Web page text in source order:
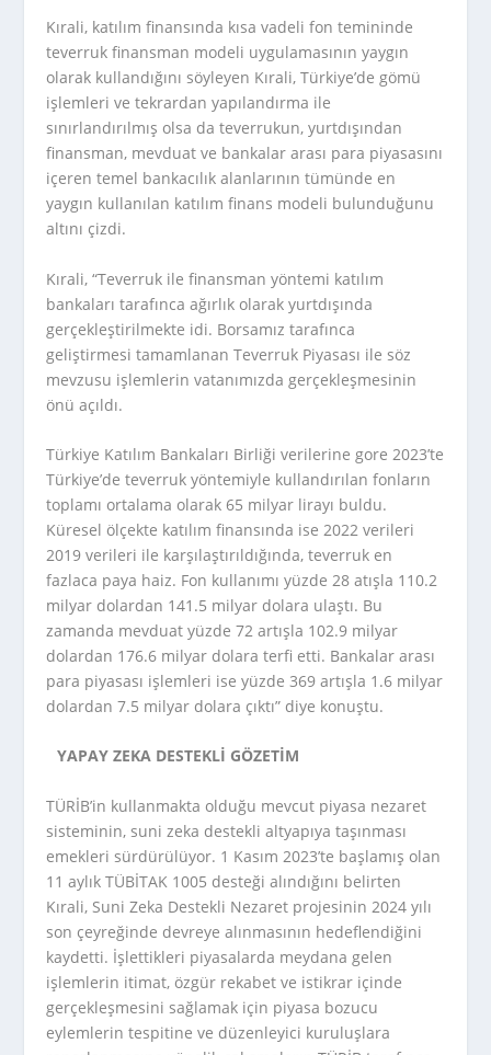
Kırali, katılım finansında kısa vadeli fon temininde
teverruk finansman modeli uygulamasının yaygın
olarak kullandığını söyleyen Kırali, Türkiye’de gömü
işlemleri ve tekrardan yapılandırma ile
sınırlandırılmış olsa da teverrukun, yurtdışından
finansman, mevduat ve bankalar arası para piyasasını
içeren temel bankacılık alanlarının tümünde en
yaygın kullanılan katılım finans modeli bulunduğunu
altını çizdi.
Kırali, “Teverruk ile finansman yöntemi katılım
bankaları tarafınca ağırlık olarak yurtdışında
gerçekleştirilmekte idi. Borsamız tarafınca
geliştirmesi tamamlanan Teverruk Piyasası ile söz
mevzusu işlemlerin vatanımızda gerçekleşmesinin
önü açıldı.
Türkiye Katılım Bankaları Birliği verilerine gore 2023’te
Türkiye’de teverruk yöntemiyle kullandırılan fonların
toplamı ortalama olarak 65 milyar lirayı buldu.
Küresel ölçekte katılım finansında ise 2022 verileri
2019 verileri ile karşılaştırıldığında, teverruk en
fazlaca paya haiz. Fon kullanımı yüzde 28 atışla 110.2
milyar dolardan 141.5 milyar dolara ulaştı. Bu
zamanda mevduat yüzde 72 artışla 102.9 milyar
dolardan 176.6 milyar dolara terfi etti. Bankalar arası
para piyasası işlemleri ise yüzde 369 artışla 1.6 milyar
dolardan 7.5 milyar dolara çıktı” diye konuştu.
YAPAY ZEKA DESTEKLİ GÖZETİM
TÜRİB’in kullanmakta olduğu mevcut piyasa nezaret
sisteminin, suni zeka destekli altyapıya taşınması
emekleri sürdürülüyor. 1 Kasım 2023’te başlamış olan
11 aylık TÜBİTAK 1005 desteği alındığını belirten
Kırali, Suni Zeka Destekli Nezaret projesinin 2024 yılı
son çeyreğinde devreye alınmasının hedeflendiğini
kaydetti. İşlettikleri piyasalarda meydana gelen
işlemlerin itimat, özgür rekabet ve istikrar içinde
gerçekleşmesini sağlamak için piyasa bozucu
eylemlerin tespitine ve düzenleyici kuruluşlara